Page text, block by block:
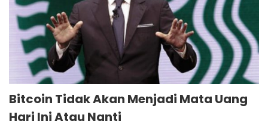
Bitcoin Tidak Akan Menjadi Mata Uang
Hari Ini Atau Nanti